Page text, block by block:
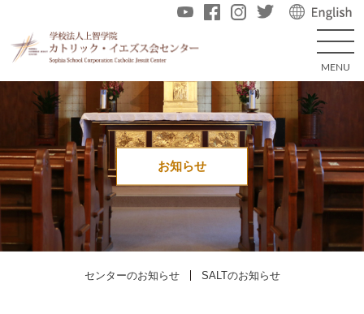
お知らせ
センターのお知らせ SALTのお知らせ